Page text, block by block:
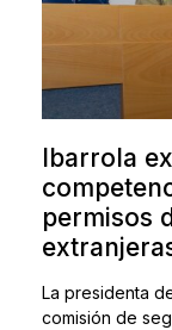
Ibarrola
permisos
La presidenta
comisión de